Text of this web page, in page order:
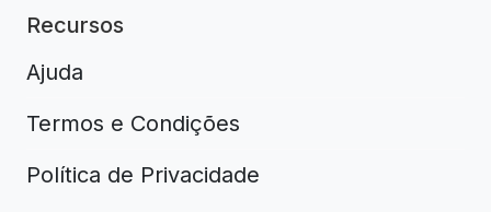
Recursos
Ajuda
Termos e Condições
Política de Privacidade